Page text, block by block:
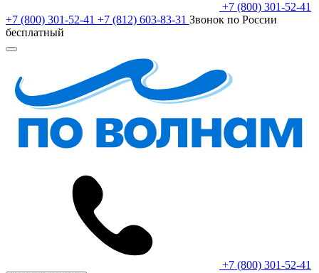
+7 (800) 301-52-41
+7 (800) 301-52-41 +7 (812) 603-83-31 Звонок по России
бесплатный
+7 (800) 301-52-41